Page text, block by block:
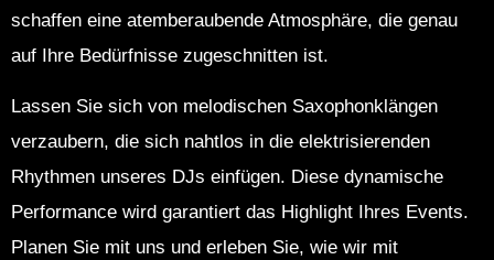
schaffen eine atemberaubende Atmosphäre, die genau
auf Ihre Bedürfnisse zugeschnitten ist.
Lassen Sie sich von melodischen Saxophonklängen
verzaubern, die sich nahtlos in die elektrisierenden
Rhythmen unseres DJs einfügen. Diese dynamische
Performance wird garantiert das Highlight Ihres Events.
Planen Sie mit uns und erleben Sie, wie wir mit